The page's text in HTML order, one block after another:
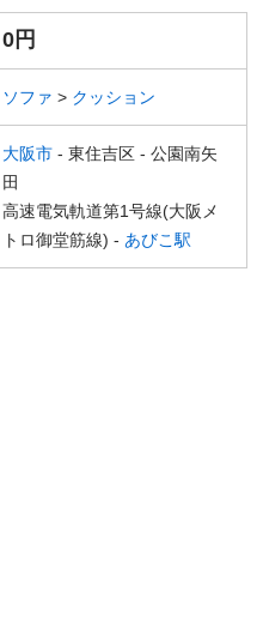
0円
ソファ > クッション
大阪市 - 東住吉区 - 公園南矢
田
高速電気軌道第1号線(大阪メ
トロ御堂筋線) - あびこ駅